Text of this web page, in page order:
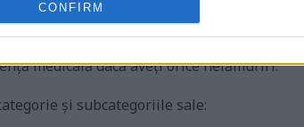
CONFIRM
a menținerii sănătății, doar în scop
medical. Consultați-vă întotdeauna cu
medicală dacă aveți orice nelămuriri.
și subcategoriile sale: